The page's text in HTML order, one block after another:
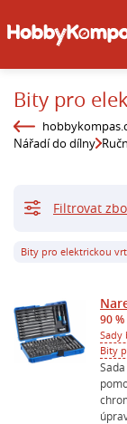
Bity pro
Nářadí do dílny
90 %
Sady
Bity
Filtrovat
Bity pro elektrickou